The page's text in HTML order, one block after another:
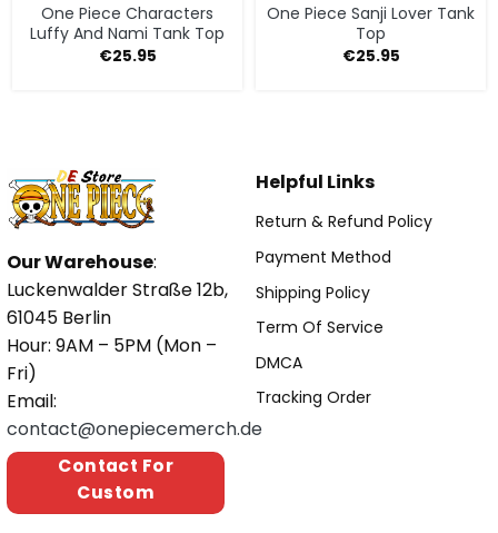
One Piece Characters
Luffy And Nami Tank Top
€25.95
One Piece Sanji Lover Tank
Top
€25.95
Our Warehouse:
Luckenwalder Straße 12b,
61045 Berlin
Hour: 9AM – 5PM (Mon –
Fri)
Email:
contact@onepiecemerch.de
Contact For
Custom
Helpful Links
Return & Refund Policy
Payment Method
Shipping Policy
Term Of Service
DMCA
Tracking Order